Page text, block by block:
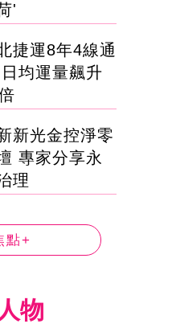
'
捷運8年4線通
均運量飆升
新光金控淨零
專家分享永
理
點+
物